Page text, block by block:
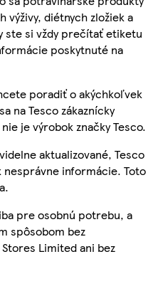
výživy, diétnych zložiek a
ste si vždy prečítať etiketu
poskytnuté na
poradiť o akýchkoľvek
na Tesco zákaznícky
je výrobok značky Tesco.
aktualizované, Tesco
nesprávne informácie. Toto
pre osobnú potrebu, a
spôsobom bez
Limited ani bez